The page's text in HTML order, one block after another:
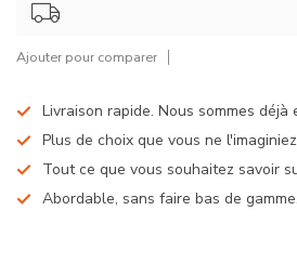
Ajouter pour comparer
Livraison rapide. Nous sommes déjà
Plus de choix que vous ne
Tout ce que vous souhaitez savoir
Abordable, sans faire bas de gamme.